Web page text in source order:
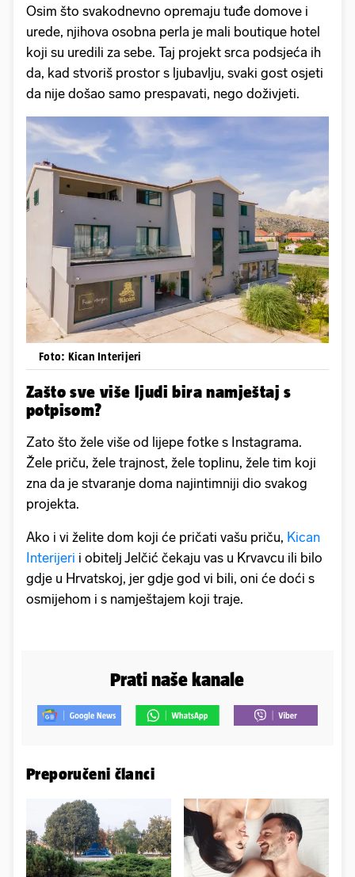
Osim što svakodnevno opremaju tuđe domove i
urede, njihova osobna perla je mali boutique hotel
koji su uredili za sebe. Taj projekt srca podsjeća ih
da, kad stvoriš prostor s ljubavlju, svaki gost osjeti
da nije došao samo prespavati, nego doživjeti.
Foto: Kican Interijeri
Zašto sve više ljudi bira namještaj s
potpisom?
Zato što žele više od lijepe fotke s Instagrama.
Žele priču, žele trajnost, žele toplinu, žele tim koji
zna da je stvaranje doma najintimniji dio svakog
projekta.
Ako i vi želite dom koji će pričati vašu priču, Kican
Interijeri i obitelj Jelčić čekaju vas u Krvavcu ili bilo
gdje u Hrvatskoj, jer gdje god vi bili, oni će doći s
osmijehom i s namještajem koji traje.
Prati naše kanale
Preporučeni članci